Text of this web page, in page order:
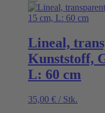
Lineal,
Kunststoff,
L: 60 cm
35,00 € / Stk.